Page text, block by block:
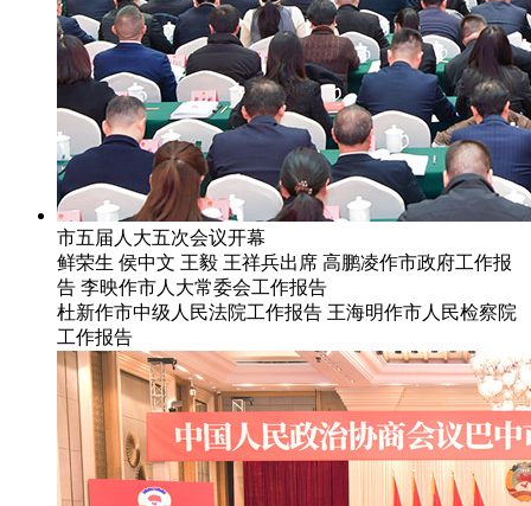
市五届人大五次会议开幕
鲜荣生 侯中文 王毅 王祥兵出席 高鹏凌作市政府工作报
告 李映作市人大常委会工作报告
杜新作市中级人民法院工作报告 王海明作市人民检察院
工作报告